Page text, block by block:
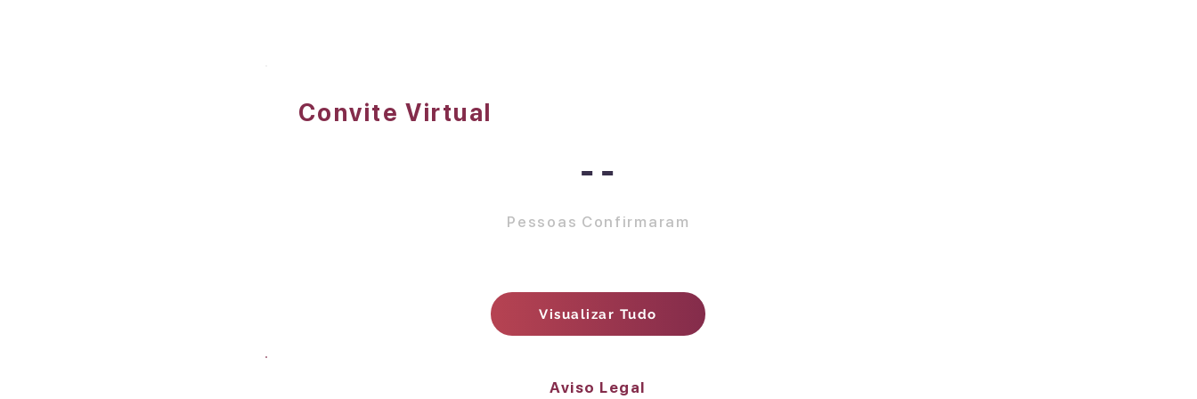
Convite Virtual
--
Pessoas Confirmaram
Visualizar Tudo
Aviso Legal